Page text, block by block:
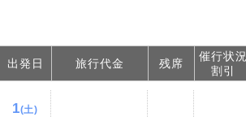
出発日 旅行代金 残席
催行状況
割引
1(土)